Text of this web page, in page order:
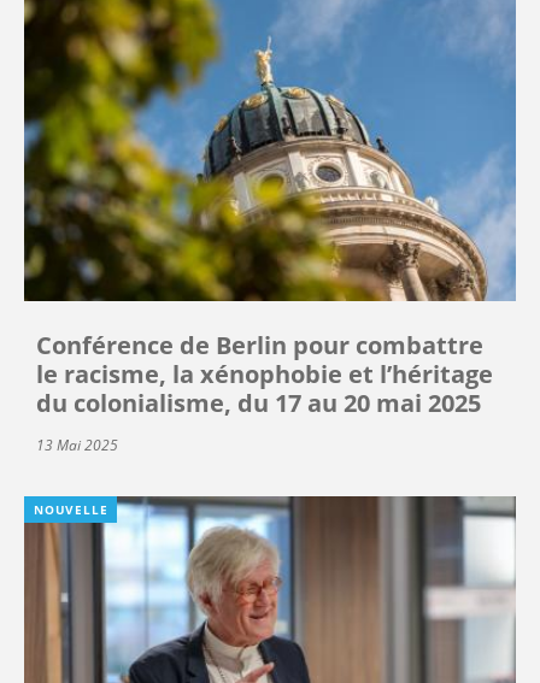
Conférence de Berlin pour combattre
le racisme, la xénophobie et l’héritage
du colonialisme, du 17 au 20 mai 2025
13 Mai 2025
NOUVELLE